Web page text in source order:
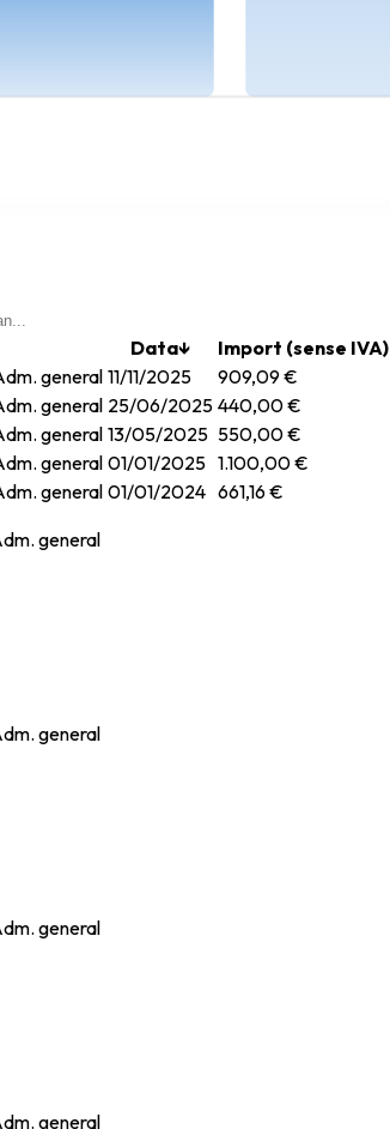
Data↓ Import (sense IVA)
general 11/11/2025 909,09 €
general 25/06/2025 440,00 €
general 13/05/2025 550,00 €
general 01/01/2025 1.100,00 €
general 01/01/2024 661,16 €
general
general
general
general